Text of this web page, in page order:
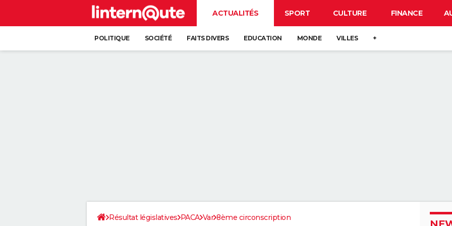
ACTUALITÉS SPORT CULTURE FINANCE
POLITIQUE SOCIÉTÉ FAITS DIVERS EDUCATION MONDE VILLES +
Résultat législatives PACA Var 8ème circonscription